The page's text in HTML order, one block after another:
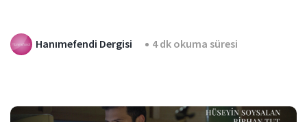
Hanımefendi Dergisi 4 dk okuma süresi